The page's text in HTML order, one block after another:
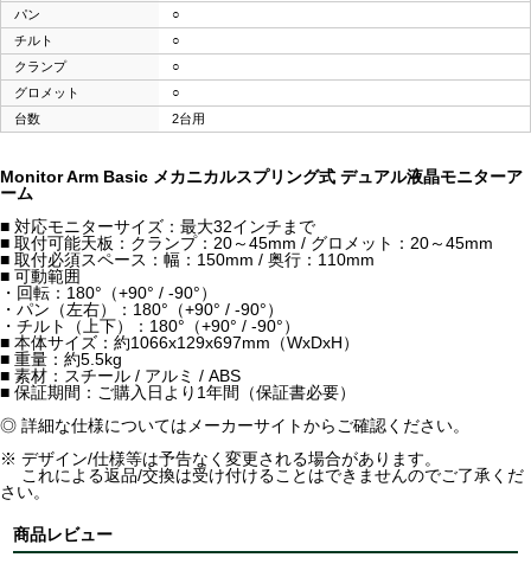
パン
○
チルト
○
クランプ
○
グロメット
○
台数
2台用
Monitor Arm Basic メカニカルスプリング式 デュアル液晶モニターア
ーム
■ 対応モニターサイズ：最大32インチまで
■ 取付可能天板：クランプ：20～45mm / グロメット：20～45mm
■ 取付必須スペース：幅：150mm / 奥行：110mm
■ 可動範囲
・回転：180°（+90° / -90°）
・パン（左右）：180°（+90° / -90°）
・チルト（上下）：180°（+90° / -90°）
■ 本体サイズ：約1066x129x697mm（WxDxH）
■ 重量：約5.5kg
■ 素材：スチール / アルミ / ABS
■ 保証期間：ご購入日より1年間（保証書必要）
◎ 詳細な仕様についてはメーカーサイトからご確認ください。
※ デザイン/仕様等は予告なく変更される場合があります。
これによる返品/交換は受け付けることはできませんのでご了承くだ
さい。
商品レビュー